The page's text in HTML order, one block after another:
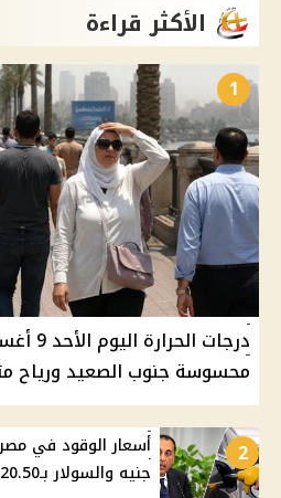
الأكثر قراءة
1
محسوسة جنوب الصعيد ورياح
2
جنيه والسولار بـ20.50 جنيه